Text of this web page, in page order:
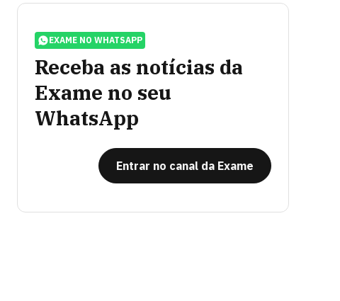
EXAME NO WHATSAPP
Receba as notícias da
Exame no seu
WhatsApp
Entrar no canal da Exame